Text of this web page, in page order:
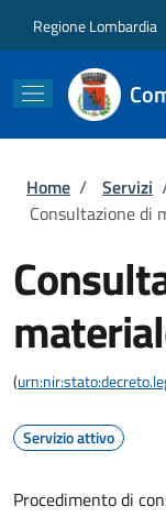
Regione Lombardia
Briciole
Home / Servizi
Consultazione di
(
Servizio attivo
Procedimento di